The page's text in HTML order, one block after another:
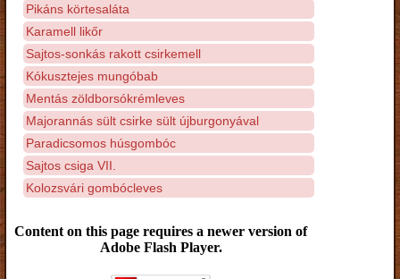
Pikáns körtesaláta
Karamell likőr
Sajtos-sonkás rakott csirkemell
Kókusztejes mungóbab
Mentás zöldborsókrémleves
Majorannás sült csirke sült újburgonyával
Paradicsomos húsgombóc
Sajtos csiga VII.
Kolozsvári gombócleves
Content on this page requires a newer version of
Adobe Flash Player.